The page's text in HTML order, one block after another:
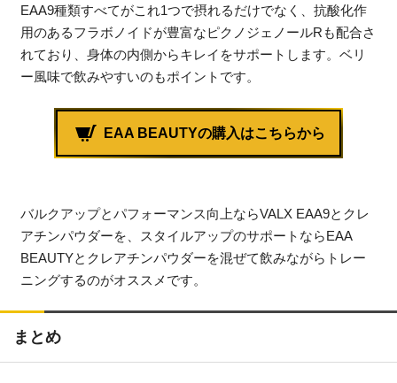
EAA9種類すべてがこれ1つで摂れるだけでなく、抗酸化作
用のあるフラボノイドが豊富なピクノジェノールRも配合さ
れており、身体の内側からキレイをサポートします。ベリ
ー風味で飲みやすいのもポイントです。
EAA BEAUTYの購入はこちらから
バルクアップとパフォーマンス向上ならVALX EAA9とクレ
アチンパウダーを、スタイルアップのサポートならEAA
BEAUTYとクレアチンパウダーを混ぜて飲みながらトレー
ニングするのがオススメです。
まとめ